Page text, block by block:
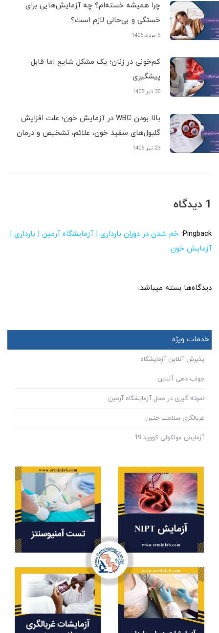
چرا همیشه خسته‌ام؟ چه آزمایش‌هایی برای
خستگی و بی‌حالی لازم است؟
5 مرداد 1405
کم‌خونی در زنان؛ یک مشکل شایع اما قابل
پیشگیری
30 تیر 1405
بالا بودن WBC در آزمایش خون؛ علت افزایش
گلبول‌های سفید خون، علائم، تشخیص و درمان
23 تیر 1405
1 دیدگاه
Pingback: خم شدن در دوران بارداری | آزمایشگاه آرمین | بارداری |
آزمایش خون
دیدگاه‌ها بسته میباشد.
خدمات ویژه
پذیرش آنلاین آزمایشگاه
جواب دهی آنلاین
نمونه گیری در محل آزمایشگاه آرمین
غربالگری سلامت جنین
آزمایش مولکولی کووید 19